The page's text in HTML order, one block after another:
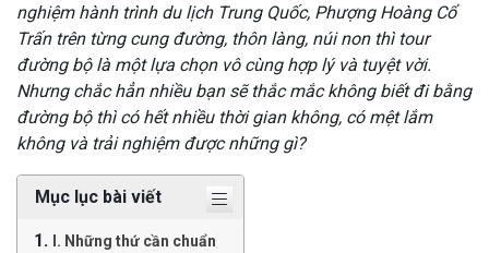
nghiệm hành trình du lịch Trung Quốc, Phượng Hoàng Cổ
Trấn trên từng cung đường, thôn làng, núi non thì tour
đường bộ là một lựa chọn vô cùng hợp lý và tuyệt vời.
Nhưng chắc hẳn nhiều bạn sẽ thắc mắc không biết đi bằng
đường bộ thì có hết nhiều thời gian không, có mệt lắm
không và trải nghiệm được những gì?
Mục lục bài viết
I. Những thứ cần chuẩn